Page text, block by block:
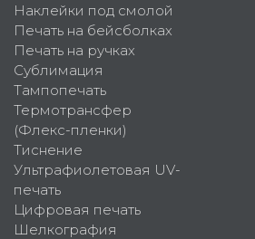
Наклейки под смолой
Печать на бейсболках
Печать на ручках
Сублимация
Тампопечать
Термотрансфер
(Флекс-пленки)
Тиснение
Ультрафиолетовая UV-
печать
Цифровая печать
Шелкография